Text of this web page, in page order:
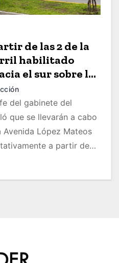
de las 2 de la
habilitado
el sur sobre la
del gabinete del
que se llevarán a cabo
López Mateos
a partir de…